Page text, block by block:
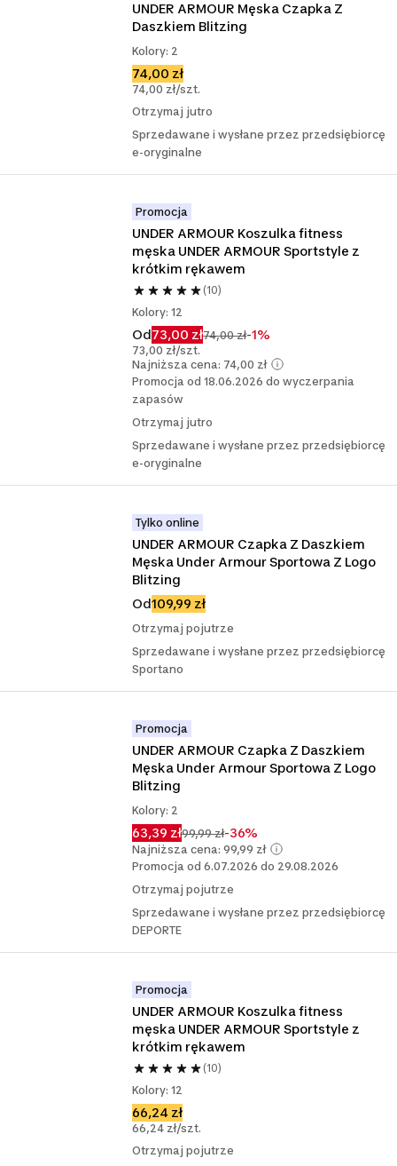
UNDER ARMOUR Męska Czapka Z
Daszkiem Blitzing
Kolory: 2
74,00 zł
74,00 zł/szt.
Otrzymaj jutro
Sprzedawane i wysłane przez przedsiębiorcę
e-oryginalne
Promocja
UNDER ARMOUR Koszulka fitness
męska UNDER ARMOUR Sportstyle z
krótkim rękawem
(10)
Kolory: 12
Od73,00 zł74,00 zł-1%
73,00 zł/szt.
Najniższa cena: 74,00 zł
Promocja od 18.06.2026 do wyczerpania
zapasów
Otrzymaj jutro
Sprzedawane i wysłane przez przedsiębiorcę
e-oryginalne
Tylko online
UNDER ARMOUR Czapka Z Daszkiem
Męska Under Armour Sportowa Z Logo
Blitzing
Od109,99 zł
Otrzymaj pojutrze
Sprzedawane i wysłane przez przedsiębiorcę
Sportano
Promocja
UNDER ARMOUR Czapka Z Daszkiem
Męska Under Armour Sportowa Z Logo
Blitzing
Kolory: 2
63,39 zł99,99 zł-36%
Najniższa cena: 99,99 zł
Promocja od 6.07.2026 do 29.08.2026
Otrzymaj pojutrze
Sprzedawane i wysłane przez przedsiębiorcę
DEPORTE
Promocja
UNDER ARMOUR Koszulka fitness
męska UNDER ARMOUR Sportstyle z
krótkim rękawem
(10)
Kolory: 12
66,24 zł
66,24 zł/szt.
Otrzymaj pojutrze